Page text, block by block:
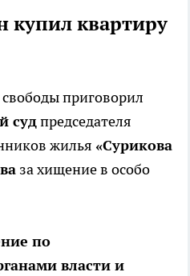
купил квартиру
приговорил
судпредседателя
жилья «Сурикова
за хищение в особо
по
власти и